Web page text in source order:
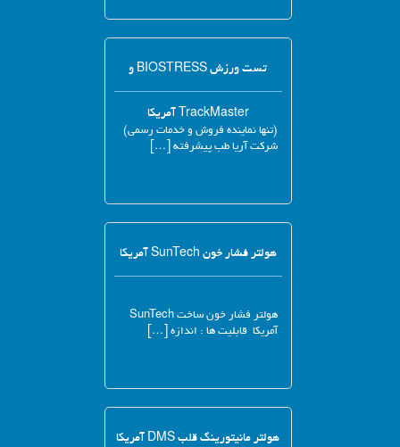
تست ورزش BIOSTRESS و
TrackMaster آمریکا
(تنها نماینده فروش و خدمات رسمی)
شرکت آریا طب پیشرفته […]
هولتر فشار خون SunTech آمریکا
هولتر فشار خون ساخت SunTech
آمریکا قابلیت ها : اندازه […]
هولتر مانیتورینگ قلب DMS آمریکا